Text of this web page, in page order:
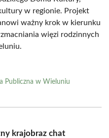
w regionie. Projekt
ważny krok w kierunku
więzi rodzinnych
Publiczna w Wieluniu
krajobraz chat